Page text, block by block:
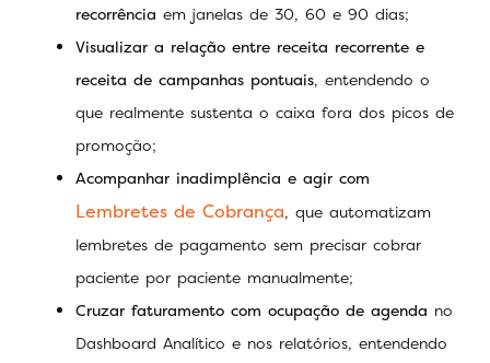
recorrência em janelas de 30, 60 e 90 dias;
Visualizar a relação entre receita recorrente e
receita de campanhas pontuais, entendendo o
que realmente sustenta o caixa fora dos picos de
promoção;
Acompanhar inadimplência e agir com
Lembretes de Cobrança, que automatizam
lembretes de pagamento sem precisar cobrar
paciente por paciente manualmente;
Cruzar faturamento com ocupação de agenda no
Dashboard Analítico e nos relatórios, entendendo